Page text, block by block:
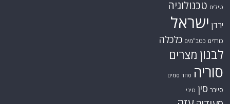
טילים טכנולוגיה
ירדן ישראל
כורדים כטב"מים כלכלה
לבנון מצרים
סוריה סחר סמים
סייבר סין סיני